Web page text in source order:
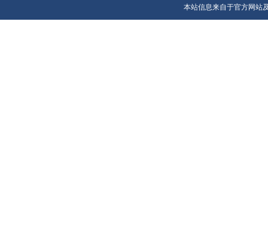
本站信息来自于官方网站